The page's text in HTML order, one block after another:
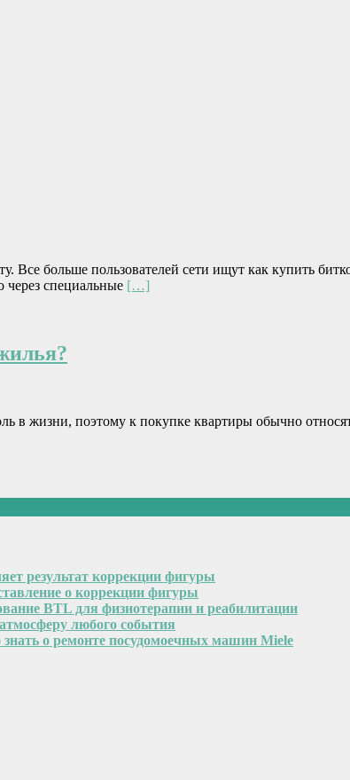
Все больше пользователей сети ищут как купить
специальные […]
в жизни, поэтому к покупке квартиры обычно
результат коррекции фигуры
о коррекции фигуры
BTL для физиотерапии и реабилитации
любого события
о ремонте посудомоечных машин Miele